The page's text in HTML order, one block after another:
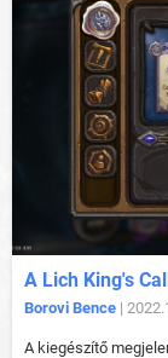
A Lich King's
Borovi Bence |
A kiegészítő